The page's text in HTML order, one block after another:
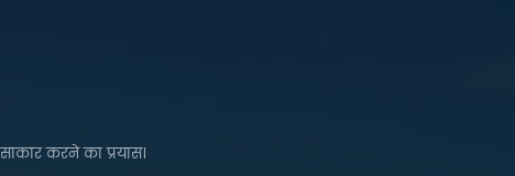
करने का प्रयास।